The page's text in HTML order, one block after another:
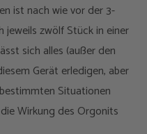
ist nach wie vor der 3-
jeweils zwölf Stück in einer
sich alles (außer den
Gerät erledigen, aber
Situationen
Wirkung des Orgonits